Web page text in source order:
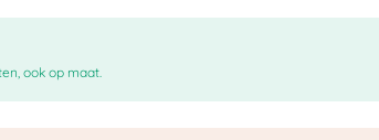
ook op maat.